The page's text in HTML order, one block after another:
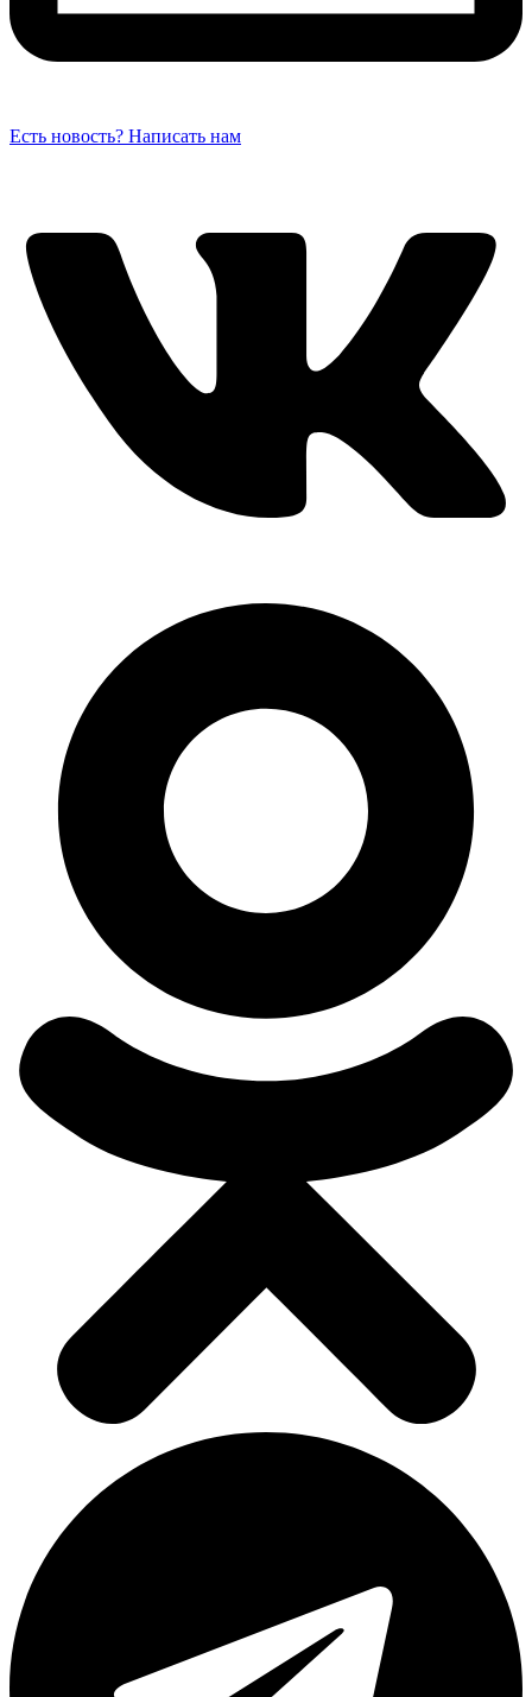
Есть новость? Написать нам